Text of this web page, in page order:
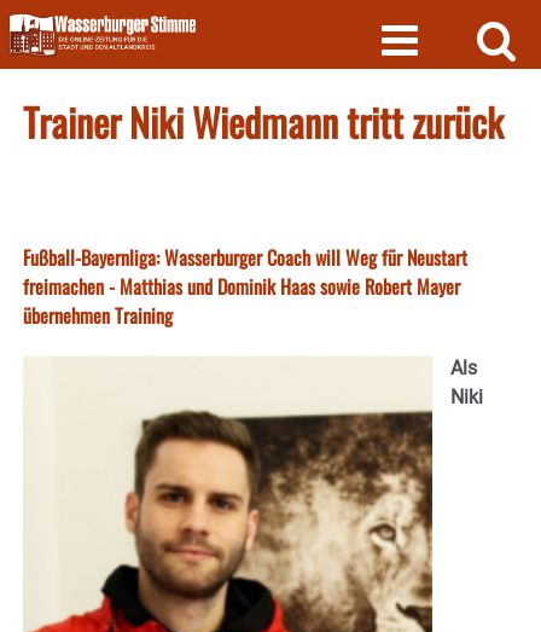
Skip
to
content
Trainer Niki Wiedmann tritt zurück
Fußball-Bayernliga: Wasserburger Coach will Weg für Neustart
freimachen - Matthias und Dominik Haas sowie Robert Mayer
übernehmen Training
Als
Niki